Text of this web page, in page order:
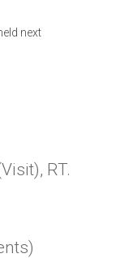
next
RT.